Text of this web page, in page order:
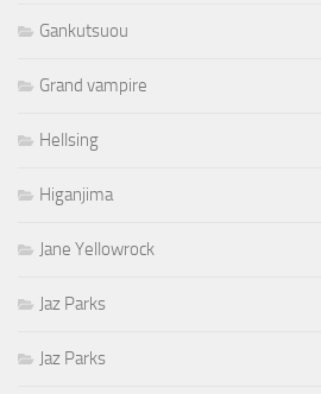
Gankutsuou
Grand vampire
Hellsing
Higanjima
Jane Yellowrock
Jaz Parks
Jaz Parks